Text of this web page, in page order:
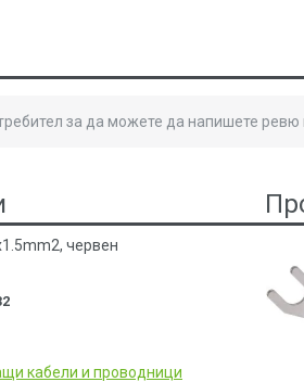
за да можете да напишете ревю
червен
кабели и проводници